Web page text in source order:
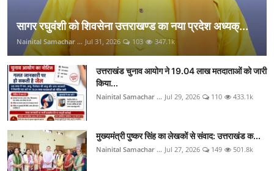
सागर रघुवंशी को शिवसेना उत्तराखण्ड का नया प्रदेश अध्यक्...
Nainital Samachar ... Jul 31, 2026 103 347.1k
उत्तराखंड चुनाव आयोग ने 19.04 लाख मतदाताओं को जारी
किया...
Nainital Samachar ... Jul 29, 2026 110 433.1k
मुख्यमंत्री पुष्कर सिंह का लेखकों से संवाद: उत्तराखंड क...
Nainital Samachar ... Jul 27, 2026 149 501.8k